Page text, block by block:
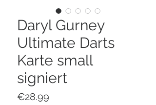
Daryl Gurney
Ultimate Darts
Karte small
signiert
€28.99